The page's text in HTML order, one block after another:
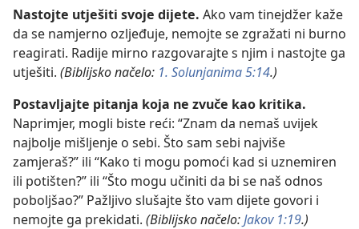
Nastojte utješiti svoje dijete. Ako vam tinejdžer kaže
da se namjerno ozljeđuje, nemojte se zgražati ni burno
reagirati. Radije mirno razgovarajte s njim i nastojte ga
utješiti. (Biblijsko načelo: 1. Solunjanima 5:14.)
Postavljajte pitanja koja ne zvuče kao kritika.
Naprimjer, mogli biste reći: “Znam da nemaš uvijek
najbolje mišljenje o sebi. Što sam sebi najviše
zamjeraš?” ili “Kako ti mogu pomoći kad si uznemiren
ili potišten?” ili “Što mogu učiniti da bi se naš odnos
poboljšao?” Pažljivo slušajte što vam dijete govori i
nemojte ga prekidati. (Biblijsko načelo:Jakov 1:19.)